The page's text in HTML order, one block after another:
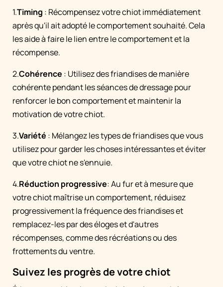
1.Timing : Récompensez votre chiot immédiatement
après qu'il ait adopté le comportement souhaité. Cela
les aide à faire le lien entre le comportement et la
récompense.
2.Cohérence : Utilisez des friandises de manière
cohérente pendant les séances de dressage pour
renforcer le bon comportement et maintenir la
motivation de votre chiot.
3.Variété : Mélangez les types de friandises que vous
utilisez pour garder les choses intéressantes et éviter
que votre chiot ne s'ennuie.
4.Réduction progressive: Au fur et à mesure que
votre chiot maîtrise un comportement, réduisez
progressivement la fréquence des friandises et
remplacez-les par des éloges et d'autres
récompenses, comme des récréations ou des
frottements du ventre.
Suivez les progrès de votre chiot